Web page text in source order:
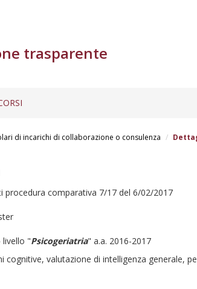
trasparente
di incarichi di collaborazione o consulenza
procedura comparativa 7/17 del 6/02/2017
livello "Psicogeriatria" a.a. 2016-2017
cognitive, valutazione di intelligenza generale,